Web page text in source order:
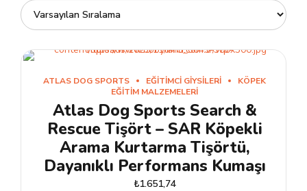
ATLAS DOG SPORTS EĞITIMCI GIYSILERI
KÖPEK
EĞITIM MALZEMELERI
Atlas Dog Sports Search &
Rescue Tişört – SAR Köpekli
Arama Kurtarma Tişörtü,
Dayanıklı Performans Kumaşı
₺1.651,74